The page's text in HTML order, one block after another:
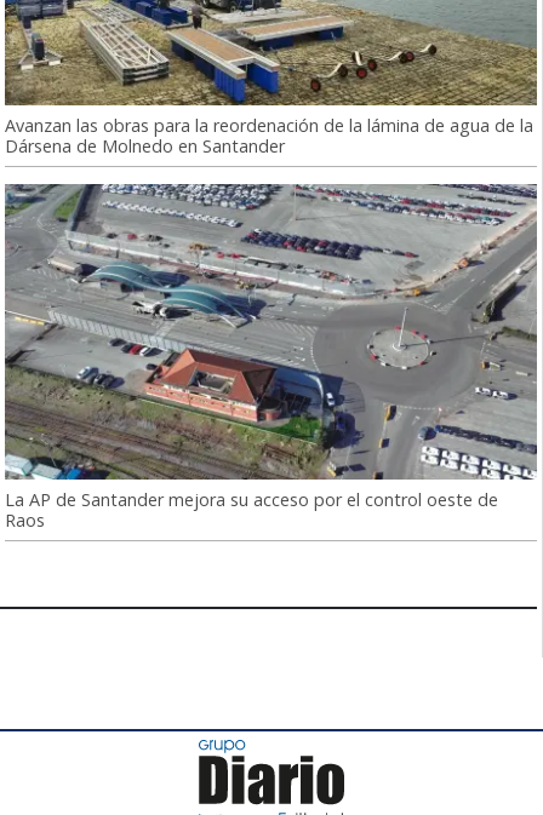
Avanzan las obras para la reordenación de la lámina de agua de la
Dársena de Molnedo en Santander
La AP de Santander mejora su acceso por el control oeste de
Raos